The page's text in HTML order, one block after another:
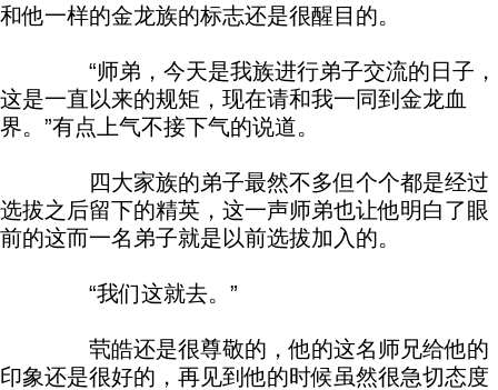
和他一样的金龙族的标志还是很醒目的。
“师弟，今天是我族进行弟子交流的日子，
这是一直以来的规矩，现在请和我一同到金龙血
界。”有点上气不接下气的说道。
四大家族的弟子最然不多但个个都是经过
选拔之后留下的精英，这一声师弟也让他明白了眼
前的这而一名弟子就是以前选拔加入的。
“我们这就去。”
茕皓还是很尊敬的，他的这名师兄给他的
印象还是很好的，再见到他的时候虽然很急切态度